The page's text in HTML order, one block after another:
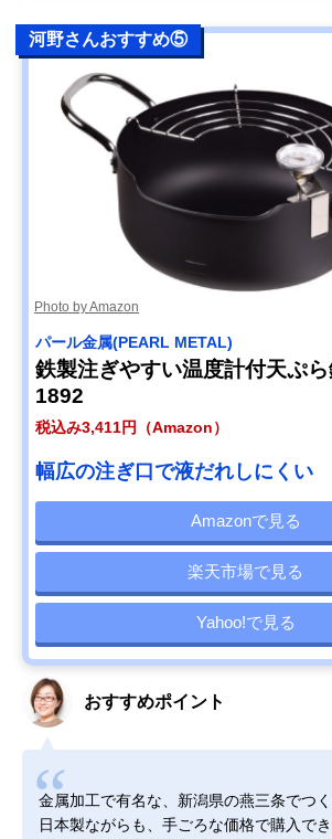
河野さんおすすめ⑤
Photo by Amazon
パール金属(PEARL METAL)
鉄製注ぎやすい温度計付天ぷ
1892
税込み3,411円（Amazon）
幅広の注ぎ口で液だれしにくい
Amazonで見る
楽天市場で見る
Yahoo!で見る
おすすめポイント
金属加工で有名な、新潟県の燕三条でつく
日本製ながらも、手ごろな価格で購入で